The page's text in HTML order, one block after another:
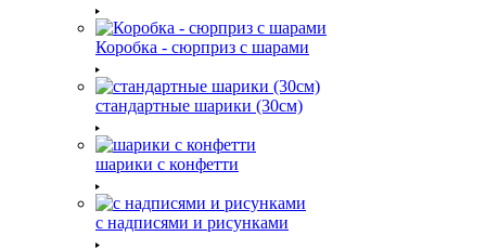
Коробка - сюрприз с шарами
стандартные шарики (30см)
шарики с конфетти
с надписями и рисунками